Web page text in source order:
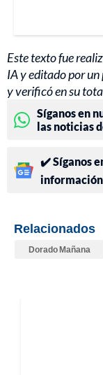
Este texto fue
IA y editado por
y verificó en su
Síganos en
las noticias
✔️ Síganos
información
Relacionados
Dorado Mañana